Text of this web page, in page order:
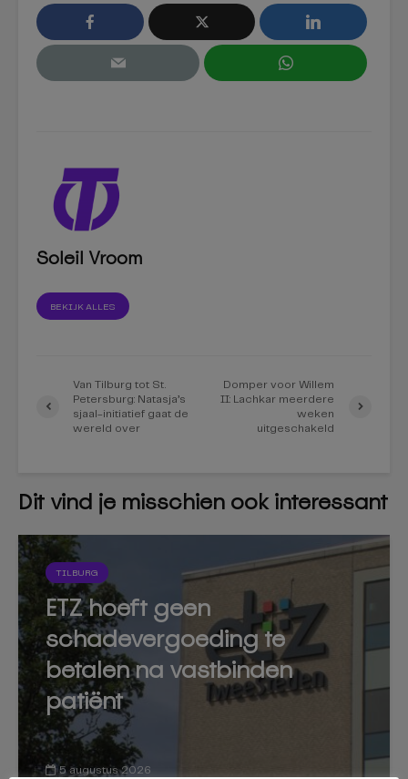
Soleil Vroom
BEKIJK ALLES
Van Tilburg tot St.
Petersburg: Natasja’s
sjaal-initiatief gaat de
wereld over
Domper voor Willem
II: Lachkar meerdere
weken
uitgeschakeld
Dit vind je misschien ook interessant
TILBURG
ETZ hoeft geen
schadevergoeding te
betalen na vastbinden
patiënt
5 augustus 2026